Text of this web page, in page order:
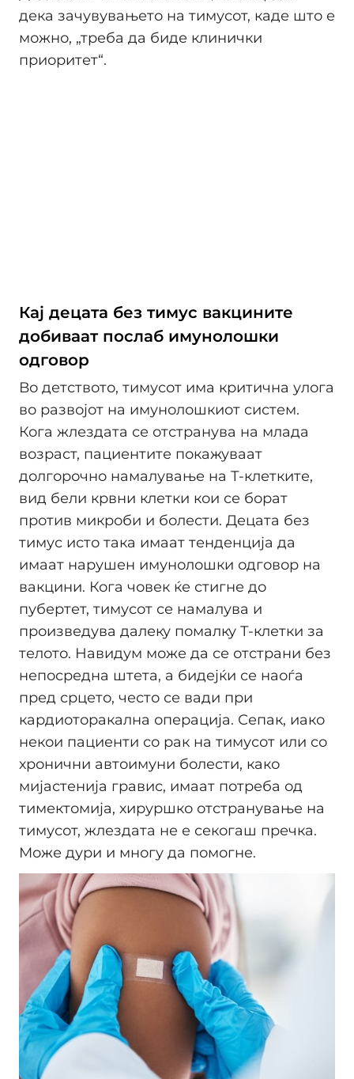
дека зачувувањето на тимусот, каде што е
можно, „треба да биде клинички
приоритет“.
Кај децата без тимус вакцините
добиваат послаб имунолошки
одговор
Во детството, тимусот има критична улога
во развојот на имунолошкиот систем.
Кога жлездата се отстранува на млада
возраст, пациентите покажуваат
долгорочно намалување на Т-клетките,
вид бели крвни клетки кои се борат
против микроби и болести. Децата без
тимус исто така имаат тенденција да
имаат нарушен имунолошки одговор на
вакцини. Кога човек ќе стигне до
пубертет, тимусот се намалува и
произведува далеку помалку Т-клетки за
телото. Навидум може да се отстрани без
непосредна штета, а бидејќи се наоѓа
пред срцето, често се вади при
кардиоторакална операција. Сепак, иако
некои пациенти со рак на тимусот или со
хронични автоимуни болести, како
мијастенија гравис, имаат потреба од
тимектомија, хируршко отстранување на
тимусот, жлездата не е секогаш пречка.
Може дури и многу да помогне.